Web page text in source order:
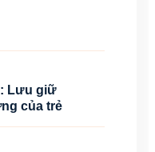
Lưu giữ
của trẻ